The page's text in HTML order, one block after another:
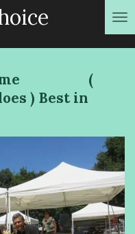
Home (
) Best in